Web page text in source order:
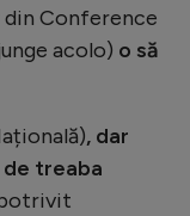
din Conference
acolo) o să
, dar
de treaba
potrivit